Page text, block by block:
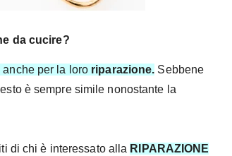
da cucire?
per la loro riparazione. Sebbene
è sempre simile nonostante la
di chi è interessato alla RIPARAZIONE